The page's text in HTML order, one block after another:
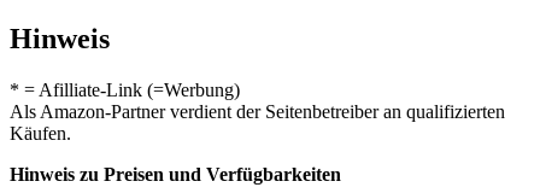
Hinweis
* = Afilliate-Link (=Werbung)
Als Amazon-Partner verdient der Seitenbetreiber an qualifizierten
Käufen.
Hinweis zu Preisen und Verfügbarkeiten